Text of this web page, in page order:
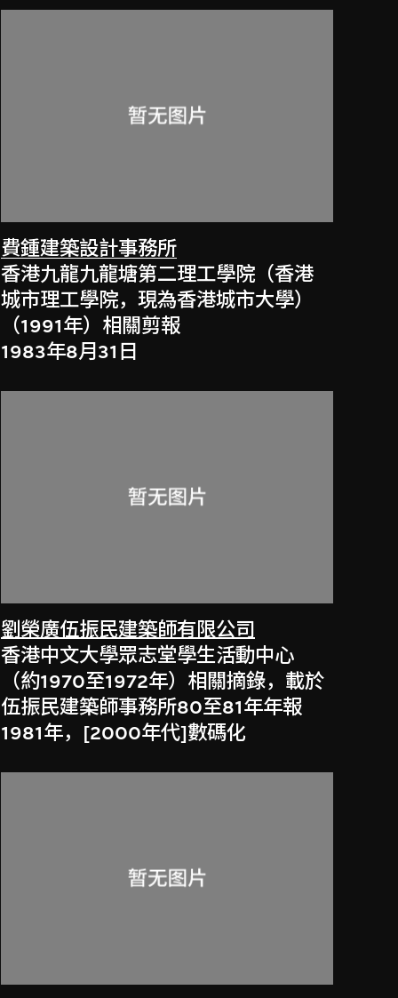
費鍾建築設計事務所
香港九龍九龍塘第二理工學院（香港
城市理工學院，現為香港城市大學）
（1991年）相關剪報
1983年8月31日
劉榮廣伍振民建築師有限公司
香港中文大學眾志堂學生活動中心
（約1970至1972年）相關摘錄，載於
伍振民建築師事務所80至81年年報
1981年，[2000年代]數碼化